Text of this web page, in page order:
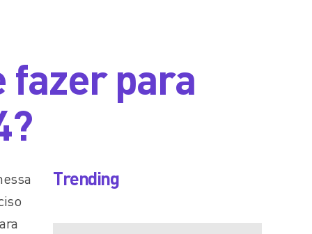
fazer para
Trending